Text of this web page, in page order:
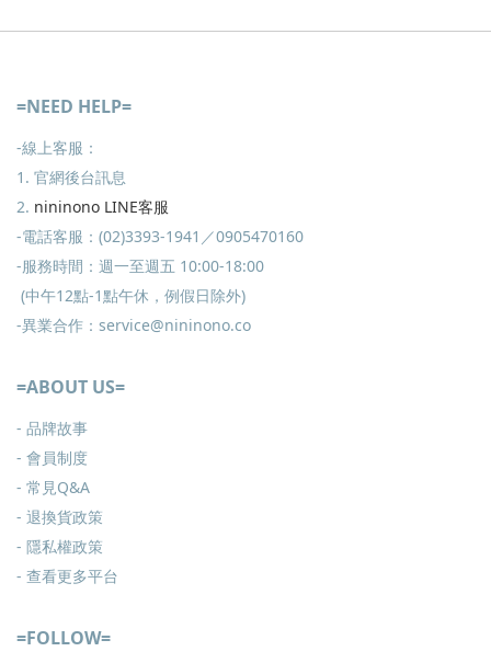
=NEED HELP=
-線上客服：
1. 官網後台訊息
2. nininono LINE客服
-電話客服：(02)3393-1941／0905470160
-服務時間：週一至週五 10:00-18:00
(中午12點-1點午休，例假日除外)
-異業合作：service@nininono.co
=ABOUT US=
- 品牌故事
- 會員制度
- 常見Q&A
- 退換貨政策
- 隱私權政策
- 查看更多平台
=FOLLOW=